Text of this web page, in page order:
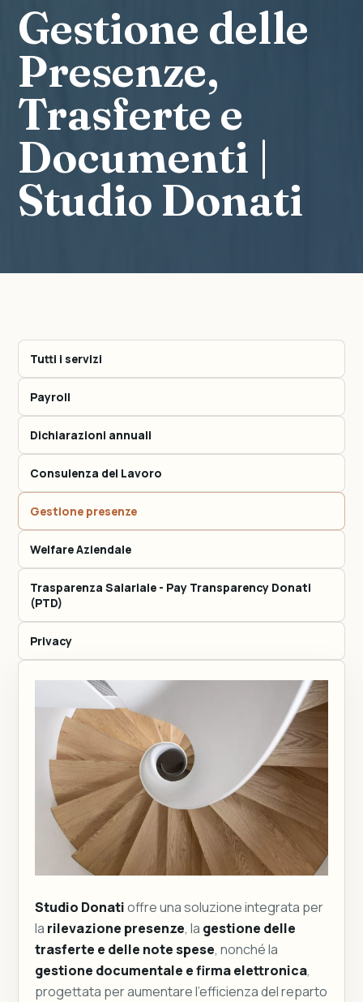
Gestione delle
Presenze,
Trasferte e
Documenti |
Studio Donati
Tutti i servizi
Payroll
Dichiarazioni annuali
Consulenza del Lavoro
Gestione presenze
Welfare Aziendale
Trasparenza Salariale - Pay Transparency Donati
(PTD)
Privacy
Studio Donatioffre una soluzione integrata per
la rilevazione presenze, la gestione delle
trasferte e delle note spese, nonché la
gestione documentale e firma elettronica,
progettata per aumentare l’efficienza del reparto